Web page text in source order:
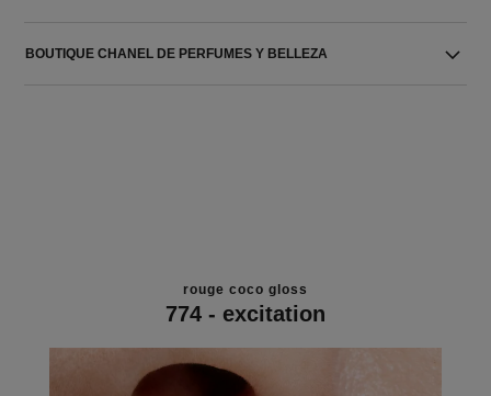
BOUTIQUE CHANEL DE PERFUMES Y BELLEZA
rouge coco gloss
774 - excitation